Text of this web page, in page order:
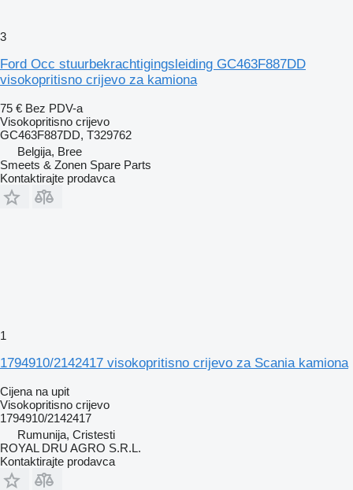
3
Ford Occ stuurbekrachtigingsleiding GC463F887DD
visokopritisno crijevo za kamiona
75 € Bez PDV-a
Visokopritisno crijevo
GC463F887DD, T329762
Belgija, Bree
Smeets & Zonen Spare Parts
Kontaktirajte prodavca
1
1794910/2142417 visokopritisno crijevo za Scania kamiona
Cijena na upit
Visokopritisno crijevo
1794910/2142417
Rumunija, Cristesti
ROYAL DRU AGRO S.R.L.
Kontaktirajte prodavca